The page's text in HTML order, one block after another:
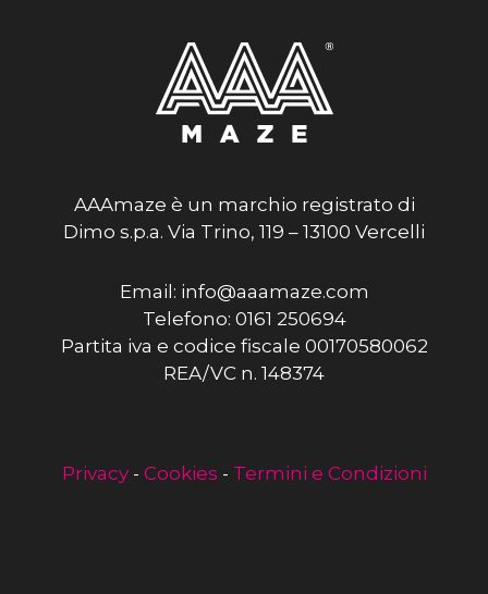
AAAmaze è un marchio registrato di
Dimo s.p.a. Via Trino, 119 – 13100 Vercelli
Email: info@aaamaze.com
Telefono: 0161 250694
Partita iva e codice fiscale 00170580062
REA/VC n. 148374
Privacy- Cookies - Termini e Condizioni